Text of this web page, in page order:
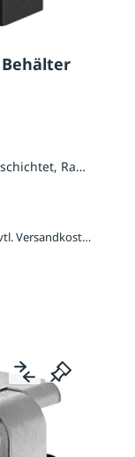
Rahmen
1.054,34 € / Stück inkl. 19 % MwSt., zzgl. evtl. Versandkosten